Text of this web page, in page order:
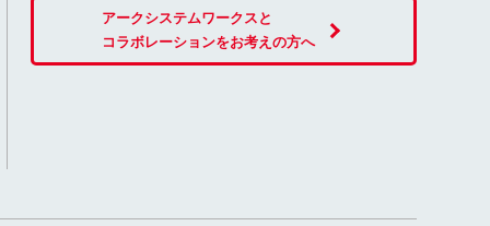
アークシステムワークスと
コラボレーションをお考えの方へ